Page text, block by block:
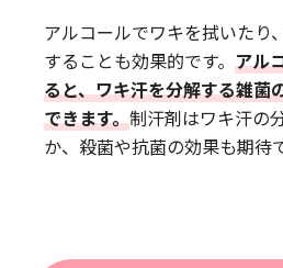
アルコールでワキを拭いたり
することも効果的です。 アル
ると、ワキ汗を分解する雑菌
できます。制汗剤はワキ汗の
か、殺菌や抗菌の効果も期待